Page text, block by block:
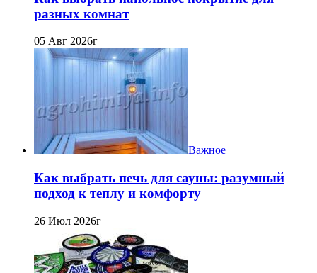
разных комнат
05 Авг 2026г
Важное
Как выбрать печь для сауны: разумный
подход к теплу и комфорту
26 Июл 2026г